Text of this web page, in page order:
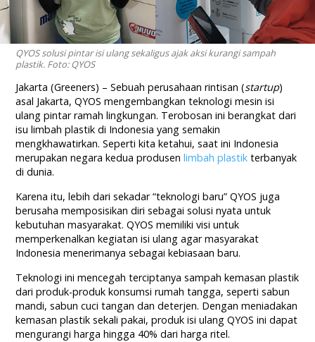
QYOS solusi pintar isi ulang sekaligus ajak aksi kurangi sampah
plastik. Foto: QYOS
Jakarta (Greeners) – Sebuah perusahaan rintisan (startup)
asal Jakarta, QYOS mengembangkan teknologi mesin isi
ulang pintar ramah lingkungan. Terobosan ini berangkat dari
isu limbah plastik di Indonesia yang semakin
mengkhawatirkan. Seperti kita ketahui, saat ini Indonesia
merupakan negara kedua produsenlimbah plastik terbanyak
di dunia.
Karena itu, lebih dari sekadar “teknologi baru” QYOS juga
berusaha memposisikan diri sebagai solusi nyata untuk
kebutuhan masyarakat. QYOS memiliki visi untuk
memperkenalkan kegiatan isi ulang agar masyarakat
Indonesia menerimanya sebagai kebiasaan baru.
Teknologi ini mencegah terciptanya sampah kemasan plastik
dari produk-produk konsumsi rumah tangga, seperti sabun
mandi, sabun cuci tangan dan deterjen. Dengan meniadakan
kemasan plastik sekali pakai, produk isi ulang QYOS ini dapat
mengurangi harga hingga 40% dari harga ritel.